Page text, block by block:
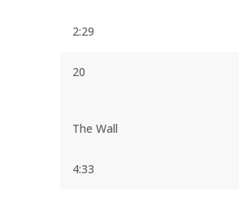
2:29
20
The Wall
4:33